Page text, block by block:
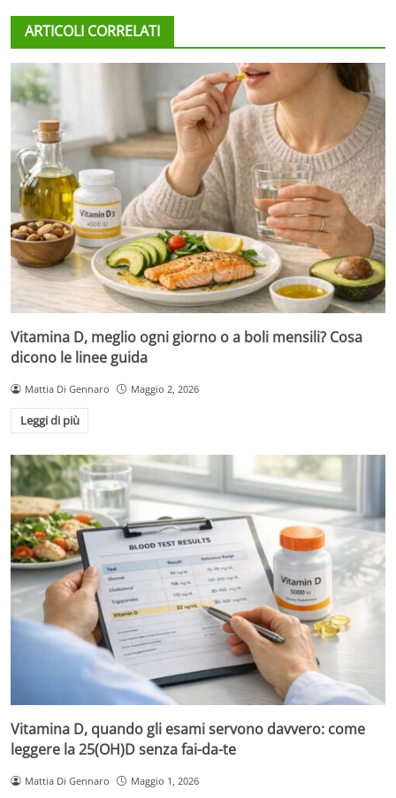
ARTICOLI CORRELATI
Vitamina D, meglio ogni giorno o a boli mensili? Cosa
dicono le linee guida
Mattia Di Gennaro Maggio 2, 2026
Leggi di più
Vitamina D, quando gli esami servono davvero: come
leggere la 25(OH)D senza fai-da-te
Mattia Di Gennaro Maggio 1, 2026